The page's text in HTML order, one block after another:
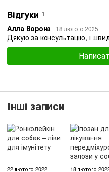
Відгуки 1
Алла Ворона 18 лютого 2025
Дякую за консультацію, і
Інші записи
22 лютого 2022 18 лютого